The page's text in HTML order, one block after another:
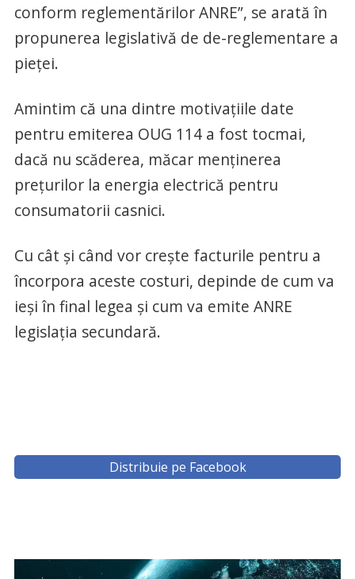
conform reglementărilor ANRE”, se arată în
propunerea legislativă de de-reglementare a
pieţei.
Amintim că una dintre motivaţiile date
pentru emiterea OUG 114 a fost tocmai,
dacă nu scăderea, măcar menţinerea
preţurilor la energia electrică pentru
consumatorii casnici.
Cu cât şi când vor creşte facturile pentru a
încorpora aceste costuri, depinde de cum va
ieşi în final legea şi cum va emite ANRE
legislaţia secundară.
Distribuie pe Facebook